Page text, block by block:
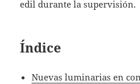
edil durante la supervisión.
Índice
Nuevas luminarias en